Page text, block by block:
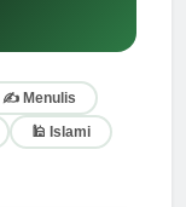
✍️ Menulis
🕌 Islami